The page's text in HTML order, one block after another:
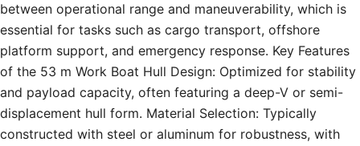
between operational range and maneuverability, which is
essential for tasks such as cargo transport, offshore
platform support, and emergency response. Key Features
of the 53 m Work Boat Hull Design: Optimized for stability
and payload capacity, often featuring a deep-V or semi-
displacement hull form. Material Selection: Typically
constructed with steel or aluminum for robustness, with